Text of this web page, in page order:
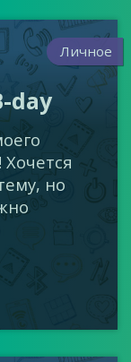
Личное
day
но